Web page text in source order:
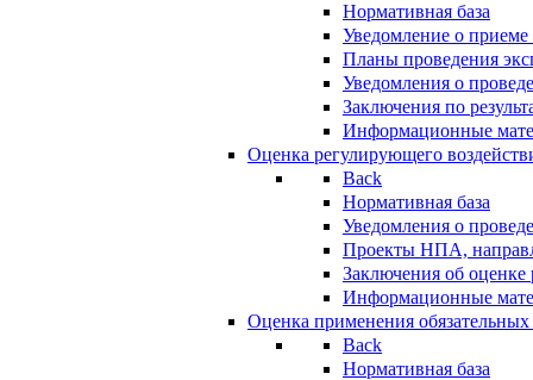
Нормативная база
Уведомление о
Планы проведения
Уведомления о
Заключения по
Информационные
Оценка регулирующего
Back
Нормативная база
Уведомления о
Проекты НПА,
Заключения об
Информационные
Оценка применения
Back
Нормативная база